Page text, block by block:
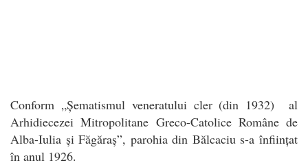
Conform „Șematismul veneratului cler (din 1932) al
Arhidiecezei Mitropolitane Greco-Catolice Române de
Alba-Iulia și Făgăraș”, parohia din Bălcaciu s-a înființat
în anul 1926.